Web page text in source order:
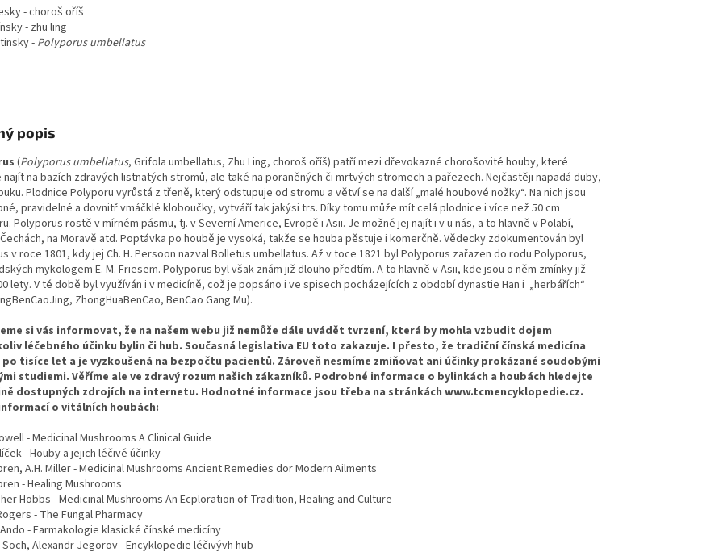
- choroš oříš
- zhu ling
- Polyporus umbellatus
popis
(Polyporus umbellatus, Grifola umbellatus, Zhu Ling, choroš oříš) patří mezi dřevokazné chorošovité houby, které
najít na bazích zdravých listnatých stromů, ale také na poraněných či mrtvých stromech a pařezech. Nejčastěji napadá duby,
Plodnice Polyporu vyrůstá z třeně, který odstupuje od stromu a větví se na další „malé houbové nožky“. Na nich jsou
pravidelné a dovnitř vmáčklé kloboučky, vytváří tak jakýsi trs. Díky tomu může mít celá plodnice i více než 50 cm
Polyporus rostě v mírném pásmu, tj. v Severní Americe, Evropě i Asii. Je možné jej najít i v u nás, a to hlavně v Polabí,
na Moravě atd. Poptávka po houbě je vysoká, takže se houba pěstuje i komerčně. Vědecky zdokumentován byl
v roce 1801, kdy jej Ch. H. Persoon nazval Bolletus umbellatus. Až v toce 1821 byl Polyporus zařazen do rodu Polyporus,
mykologem E. M. Friesem. Polyporus byl však znám již dlouho předtím. A to hlavně v Asii, kde jsou o něm zmínky již
lety. V té době byl využíván i v medicíně, což je popsáno i ve spisech pocházejících z období dynastie Han i „herbářích“
ZhongHuaBenCao, BenCao Gang Mu).
si vás informovat, že na našem webu již nemůže dále uvádět tvrzení, která by mohla vzbudit dojem
léčebného účinku bylin či hub. Současná legislativa EU toto zakazuje. I přesto, že tradiční čínská medicína
tisíce let a je vyzkoušená na bezpočtu pacientů. Zároveň nesmíme zmiňovat ani účinky prokázané soudobými
studiemi. Věříme ale ve zdravý rozum našich zákazníků. Podrobné informace o bylinkách a houbách hledejte
dostupných zdrojích na internetu. Hodnotné informace jsou třeba na stránkách www.tcmencyklopedie.cz.
o vitálních houbách:
- Medicinal Mushrooms A Clinical Guide
- Houby a jejich léčivé účinky
A.H. Miller - Medicinal Mushrooms Ancient Remedies dor Modern Ailments
- Healing Mushrooms
Hobbs - Medicinal Mushrooms An Ecploration of Tradition, Healing and Culture
- The Fungal Pharmacy
- Farmakologie klasické čínské medicíny
Alexandr Jegorov - Encyklopedie léčivývh hub